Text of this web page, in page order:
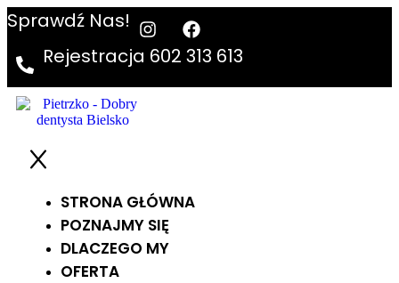
Sprawdź Nas!
Rejestracja 602 313 613
STRONA GŁÓWNA
POZNAJMY SIĘ
DLACZEGO MY
OFERTA